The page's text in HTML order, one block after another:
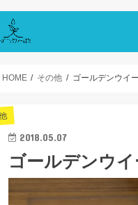
HOME その他 ゴールデンウイ
2018.05.07
ゴールデンウ